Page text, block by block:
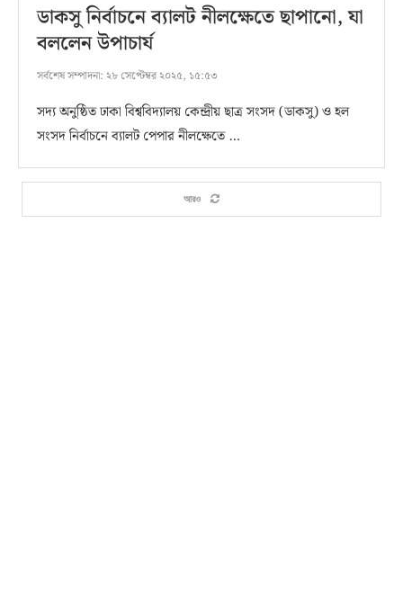
ডাকসু নির্বাচনে ব্যালট নীলক্ষেতে ছাপানো, যা
বললেন উপাচার্য
সর্বশেষ সম্পাদনা: ২৮ সেপ্টেম্বর ২০২৫, ১৫:৫৩
সদ্য অনুষ্ঠিত ঢাকা বিশ্ববিদ্যালয় কেন্দ্রীয় ছাত্র সংসদ (ডাকসু) ও হল
সংসদ নির্বাচনে ব্যালট পেপার নীলক্ষেতে …
আরও